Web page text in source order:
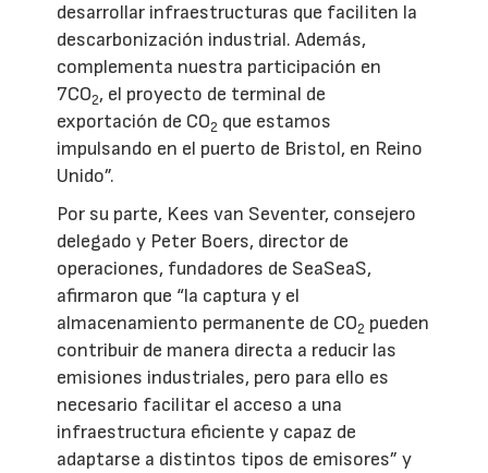
desarrollar infraestructuras que faciliten la
descarbonización industrial. Además,
complementa nuestra participación en
7CO2, el proyecto de terminal de
exportación de CO2 que estamos
impulsando en el puerto de Bristol, en Reino
Unido”.
Por su parte, Kees van Seventer, consejero
delegado y Peter Boers, director de
operaciones, fundadores de SeaSeaS,
afirmaron que “la captura y el
almacenamiento permanente de CO2 pueden
contribuir de manera directa a reducir las
emisiones industriales, pero para ello es
necesario facilitar el acceso a una
infraestructura eficiente y capaz de
adaptarse a distintos tipos de emisores” y